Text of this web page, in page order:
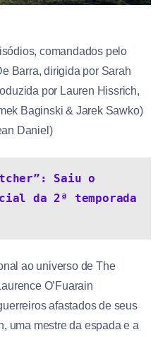
comandados pelo
Barra, dirigida por Sarah
por Lauren Hissrich,
Baginski & Jarek Sawko)
Daniel)
Saiu o
da 2ª temporada
ao universo de The
O’Fuarain
afastados de seus
uma mestre da espada e a